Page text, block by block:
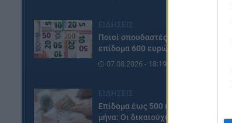
Ποιοί σπουδαστές θα λάβουν
επίδομα 600 ευρώ
07.08.2026 - 18:19
Επίδομα έως 500 ευρώ τον
μήνα: Οι δικαιούχοι